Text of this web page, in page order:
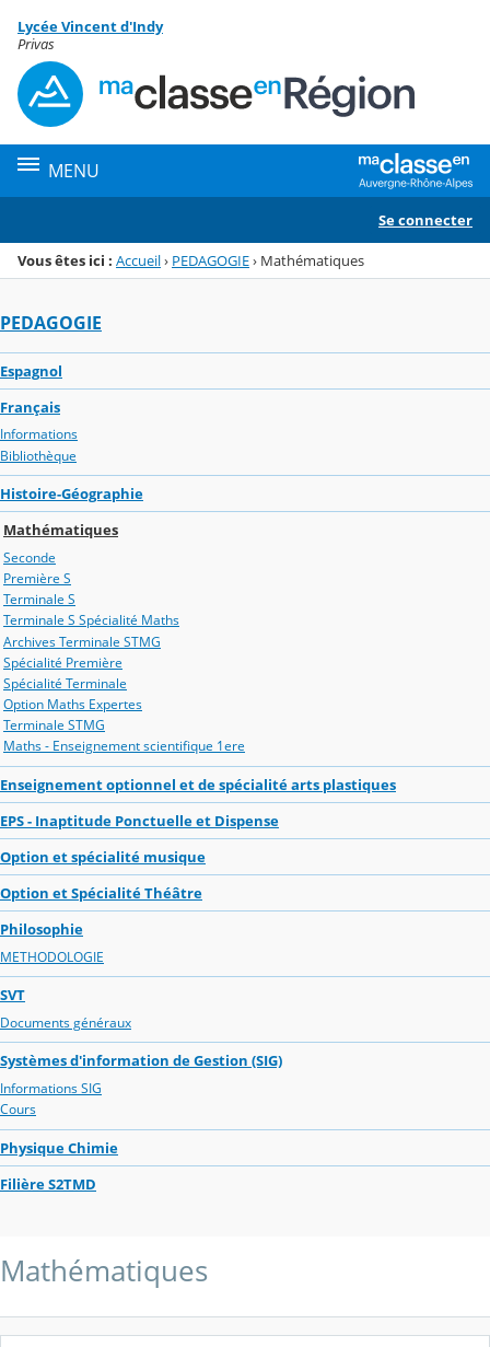
Menu de la rubrique
Contenu
Lycée Vincent d'Indy
Privas
MENU
Se connecter
Vous êtes ici : Accueil› PEDAGOGIE› Mathématiques
PEDAGOGIE
Espagnol
Français
Informations
Bibliothèque
Histoire-Géographie
Mathématiques
Seconde
Première S
Terminale S
Terminale S Spécialité Maths
Archives Terminale STMG
Spécialité Première
Spécialité Terminale
Option Maths Expertes
Terminale STMG
Maths - Enseignement scientifique 1ere
Enseignement optionnel et de spécialité arts plastiques
EPS - Inaptitude Ponctuelle et Dispense
Option et spécialité musique
Option et Spécialité Théâtre
Philosophie
METHODOLOGIE
SVT
Documents généraux
Systèmes d'information de Gestion (SIG)
Informations SIG
Cours
Physique Chimie
Filière S2TMD
Mathématiques